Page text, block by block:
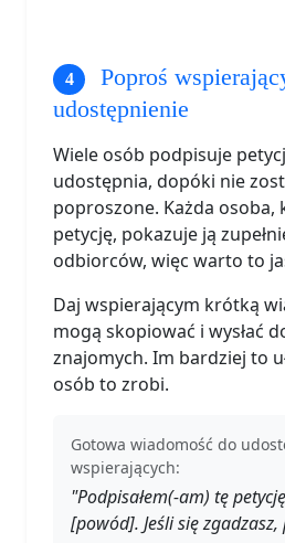
Poproś
udostępnienie
Wiele osób podpisuje
udostępnia, dopóki nie
poproszone. Każda
petycję, pokazuje ją
odbiorców, więc warto to
Daj wspierającym krótką
mogą skopiować i wysłać
znajomych. Im bardziej to
osób to zrobi.
Gotowa wiadomość do
wspierających:
"Podpisałem(-am) tę
[powód]. Jeśli się